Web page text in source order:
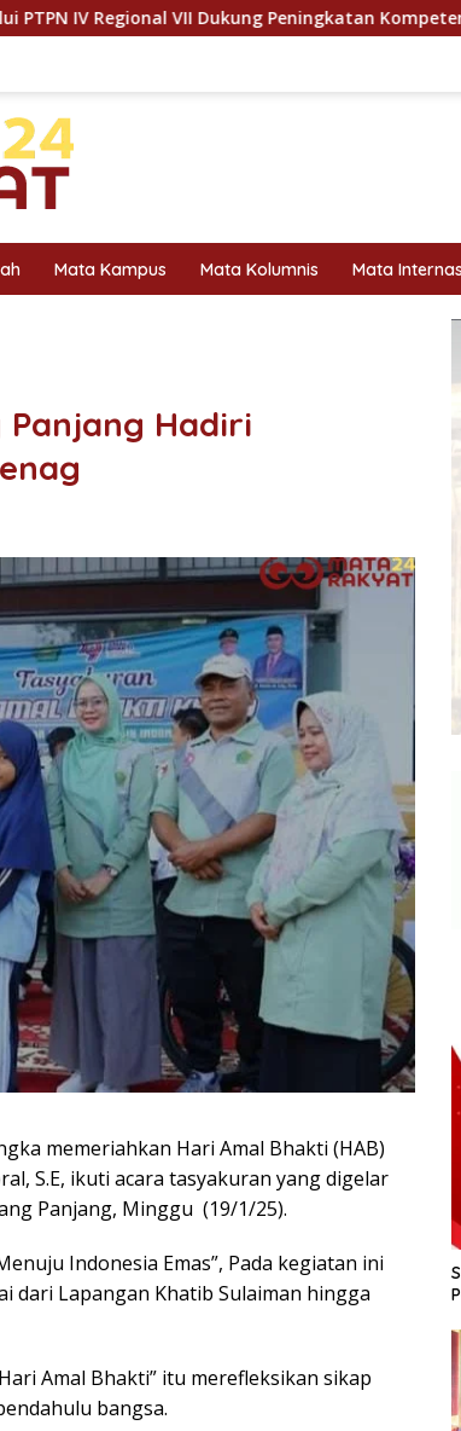
Peningkatan Kompetensi Aparatur Perkebunan
Mata Kampus Mata Kolumnis Mata
Panjang Hadiri
memeriahkan Hari Amal Bhakti (HAB)
S.E, ikuti acara tasyakuran yang digelar
Panjang, Minggu (19/1/25).
Indonesia Emas”, Pada kegiatan ini
dari Lapangan Khatib Sulaiman hingga
Amal Bhakti” itu merefleksikan sikap
bangsa.